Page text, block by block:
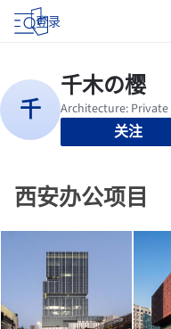
登录
关注
西安办公项目